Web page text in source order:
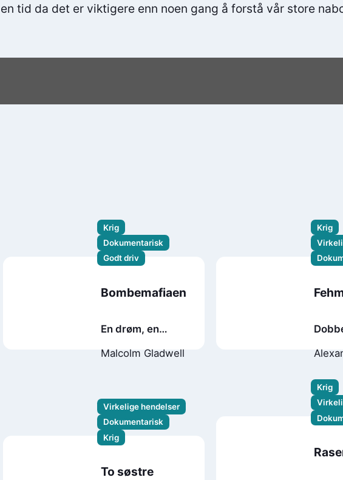
en tid da det er viktigere enn noen gang å forstå vår store
Krig
Dokumentarisk
Godt driv
Bombemafiaen
En drøm, en
verdenskrigs
Malcolm Gladwell
Krig
Virkelige hendelser
Dokumentarisk
Krig
To søstre
Krig